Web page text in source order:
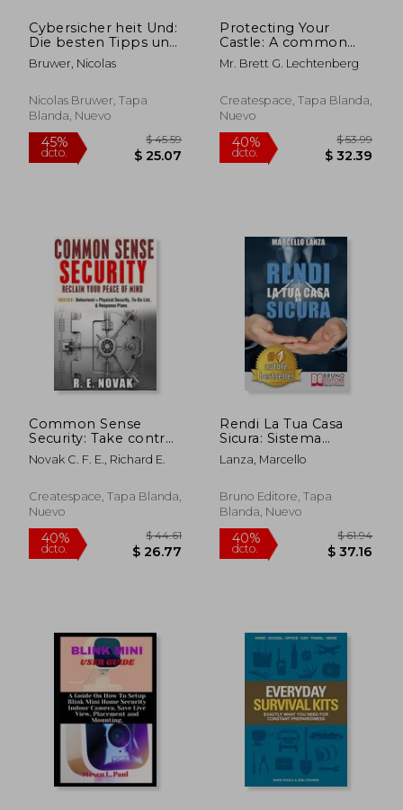
40% 40%
dcto.
Cybersicher heit Und:
Die besten Tipps und
Tricks zum Lernen
und sichern Sie Ihre
Alemán)
Bruwer, Nicolas
Nicolas Bruwer, Tapa
Blanda, Nuevo
Protecting Your
Castle: A common
sense guide to home
safety and defense
Mr. Brett G. Lechtenberg
Createspace, Tapa Blanda,
Nuevo
Common Sense
Security: Take control
(en Inglés)
Novak C. F. E., Richard E.
Createspace, Tapa Blanda,
Nuevo
Rendi La Tua Casa
Sicura: Sistema
CHECK UP PRO Per
Valutare Da Soli
Comfort Della Tua
Casa (en Italiano)
Lanza, Marcello
Bruno Editore, Tapa
Blanda, Nuevo